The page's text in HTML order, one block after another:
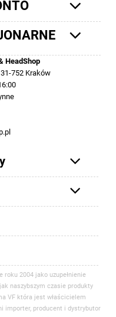
HeadShop
752 Kraków
roku 2004 jako uzupełnienie
naszybszym czasie produkty
VF która jest właścicielem
importer, producent i dystrybutor